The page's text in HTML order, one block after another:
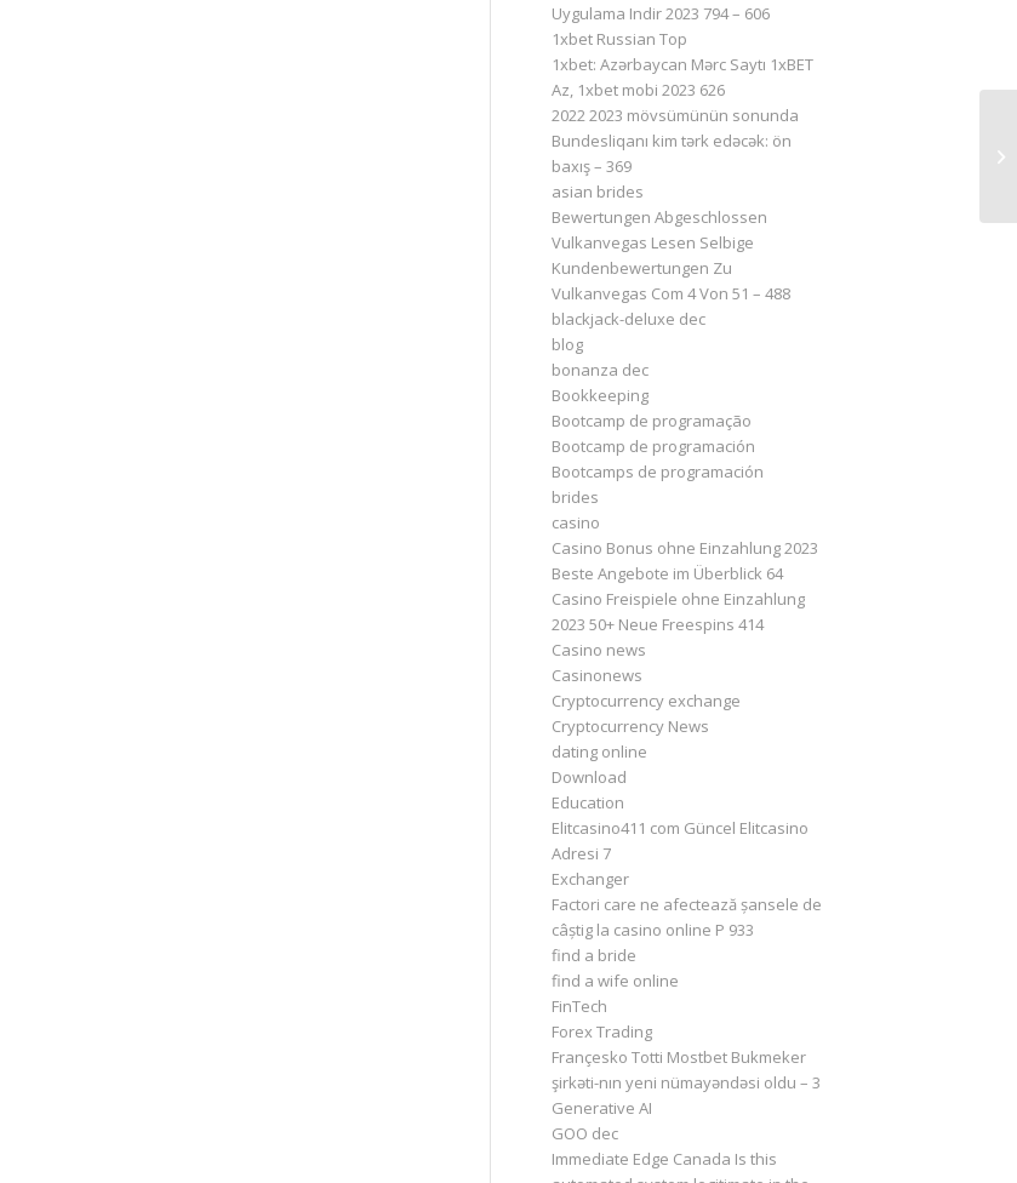
Uygulama Indir 2023 794 – 606
1xbet Russian Top
1xbet: Azərbaycan Mərc Saytı 1xBET
Az, 1xbet mobi 2023 626
2022 2023 mövsümünün sonunda
Bundesliqanı kim tərk edəcək: ön
baxış – 369
asian brides
Bewertungen Abgeschlossen
Vulkanvegas Lesen Selbige
Kundenbewertungen Zu
Vulkanvegas Com 4 Von 51 – 488
blackjack-deluxe dec
blog
bonanza dec
Bookkeeping
Bootcamp de programação
Bootcamp de programación
Bootcamps de programación
brides
casino
Casino Bonus ohne Einzahlung 2023 ️
Beste Angebote im Überblick 64
Casino Freispiele ohne Einzahlung
2023 50+ Neue Freespins 414
Casino news
Casinonews
Cryptocurrency exchange
Cryptocurrency News
dating online
Download
Education
Elitcasino411 com Güncel Elitcasino
Adresi 7
Exchanger
Factori care ne afectează șansele de
câștig la casino online P 933
find a bride
find a wife online
FinTech
Forex Trading
Françesko Totti Mostbet Bukmeker
şirkəti-nın yeni nümayəndəsi oldu – 3
Generative AI
GOO dec
Immediate Edge Canada Is this